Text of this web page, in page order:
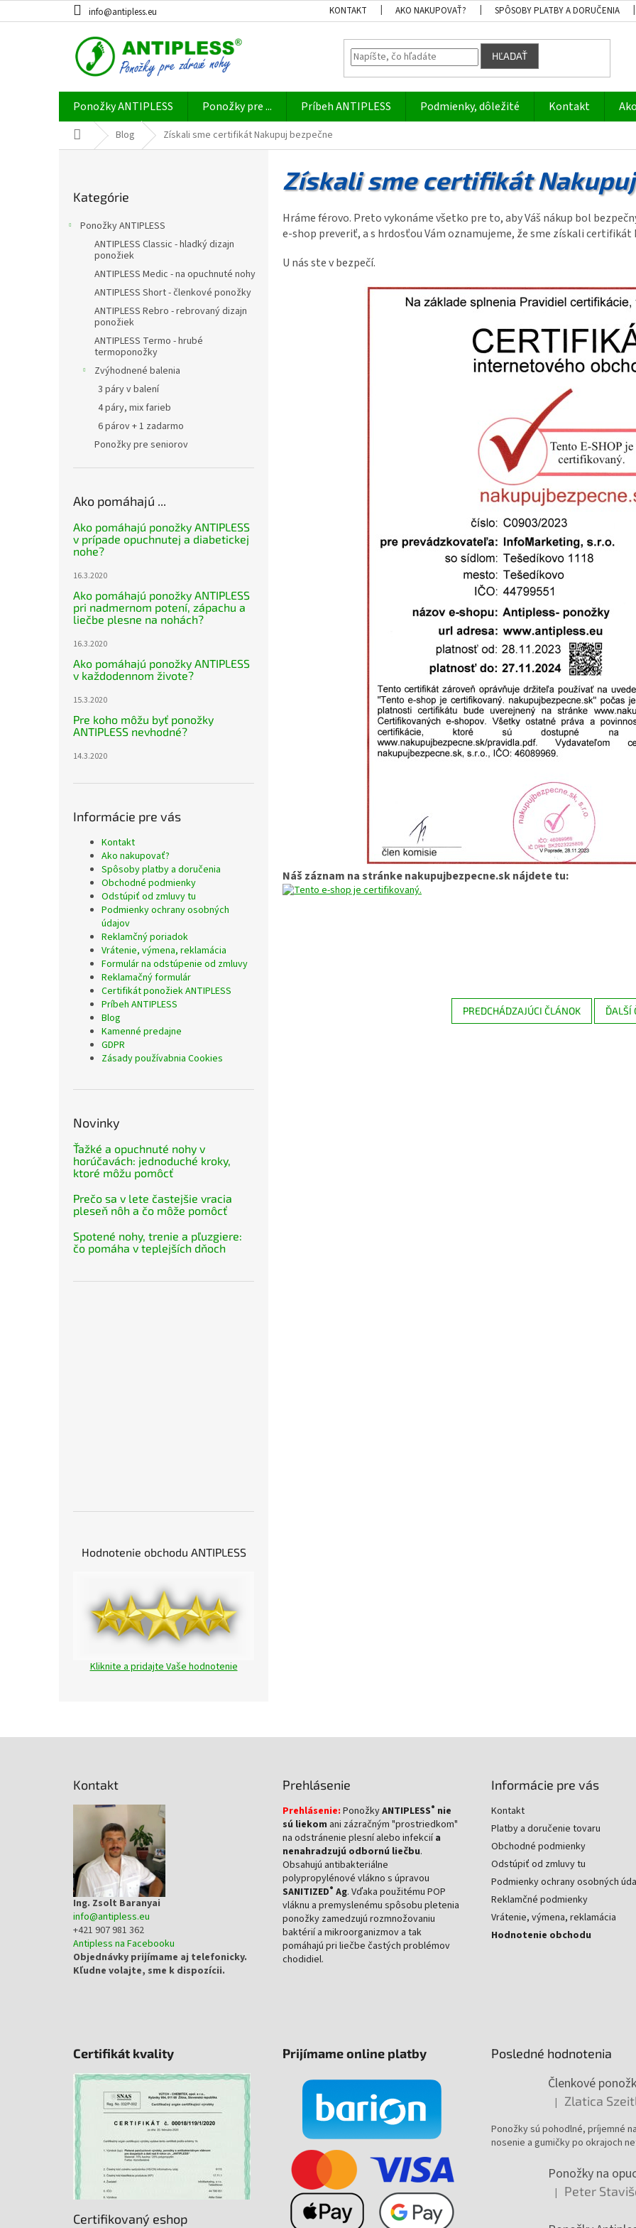
na
info@antipless.eu KONTAKT AKO NAKUPOVAŤ? SPÔSOBY PLATBY A DORUČENIA
HĽADAŤ
Ponožky ANTIPLESS Ponožky pre ... Príbeh ANTIPLESS Podmienky, dôležité Kontakt
DomovBlog Získali sme certifikát Nakupuj bezpečne
kategórie
Kategórie
Ponožky ANTIPLESS
ANTIPLESS Classic - hladký dizajn
ponožiek
ANTIPLESS Medic - na opuchnuté nohy
ANTIPLESS Short - členkové ponožky
ANTIPLESS Rebro - rebrovaný dizajn
ponožiek
ANTIPLESS Termo - hrubé
termoponožky
Zvýhodnené balenia
3 páry v balení
4 páry, mix farieb
6 párov + 1 zadarmo
Ponožky pre seniorov
Ako pomáhajú ...
Ako pomáhajú ponožky ANTIPLESS
v prípade opuchnutej a diabetickej
nohe?
16.3.2020
Ako pomáhajú ponožky ANTIPLESS
pri nadmernom potení, zápachu a
liečbe plesne na nohách?
16.3.2020
Ako pomáhajú ponožky ANTIPLESS
v každodennom živote?
15.3.2020
Pre koho môžu byť ponožky
ANTIPLESS nevhodné?
14.3.2020
Informácie pre vás
Kontakt
Ako nakupovať?
Spôsoby platby a doručenia
Obchodné podmienky
Odstúpiť od zmluvy tu
Podmienky ochrany osobných
údajov
Reklamčný poriadok
Vrátenie, výmena, reklamácia
Formulár na odstúpenie od zmluvy
Reklamačný formulár
Certifikát ponožiek ANTIPLESS
Príbeh ANTIPLESS
Blog
Kamenné predajne
GDPR
Zásady používabnia Cookies
Novinky
Ťažké a opuchnuté nohy v
horúčavách: jednoduché kroky,
ktoré môžu pomôcť
Prečo sa v lete častejšie vracia
pleseň nôh a čo môže pomôcť
Spotené nohy, trenie a pľuzgiere:
čo pomáha v teplejších dňoch
Hodnotenie obchodu ANTIPLESS
Kliknite a pridajte Vaše hodnotenie
Získali sme certifikát
Hráme férovo. Preto vykonáme všetko pre to, aby Váš nákup bol
e-shop preveriť, a s hrdosťou Vám oznamujeme, že sme získali certifikát
U nás ste v bezpečí.
Náš záznam na stránke nakupujbezpecne.sk nájdete tu:
PREDCHÁDZAJÚCI ČLÁNOK ĎALŠÍ
Kontakt
Ing. Zsolt Baranyai
info@antipless.eu
+421 907 981 362
Antipless na Facebooku
Objednávky prijímame aj telefonicky.
Kľudne volajte, sme k dispozícii.
Prehlásenie
Prehlásenie: PonožkyANTIPLESS® nie
sú liekom ani zázračným "prostriedkom"
na odstránenie plesní alebo infekciía
nenahradzujú odbornú liečbu.
Obsahujú antibakteriálne
polypropylénové vlákno s úpravou
SANITIZED® Ag. Vďaka použitému POP
vláknu a premyslenému spôsobu pletenia
ponožky zamedzujú rozmnožovaniu
baktérií a mikroorganizmov a tak
pomáhajú pri liečbe častých problémov
chodidiel.
Informácie pre vás
Kontakt
Platby a doručenie tovaru
Obchodné podmienky
Odstúpiť od zmluvy tu
Podmienky ochrany osobných
Reklamčné podmienky
Vrátenie, výmena, reklamácia
Hodnotenie obchodu
Certifikát kvality
Certifikovaný eshop
Prijímame online platby Posledné hodnotenia
Hodnotenie
| Zlatica
Ponožky sú pohodlné, príjemné na
nosenie a gumičky po okrajoch
Hodnotenie
| Peter